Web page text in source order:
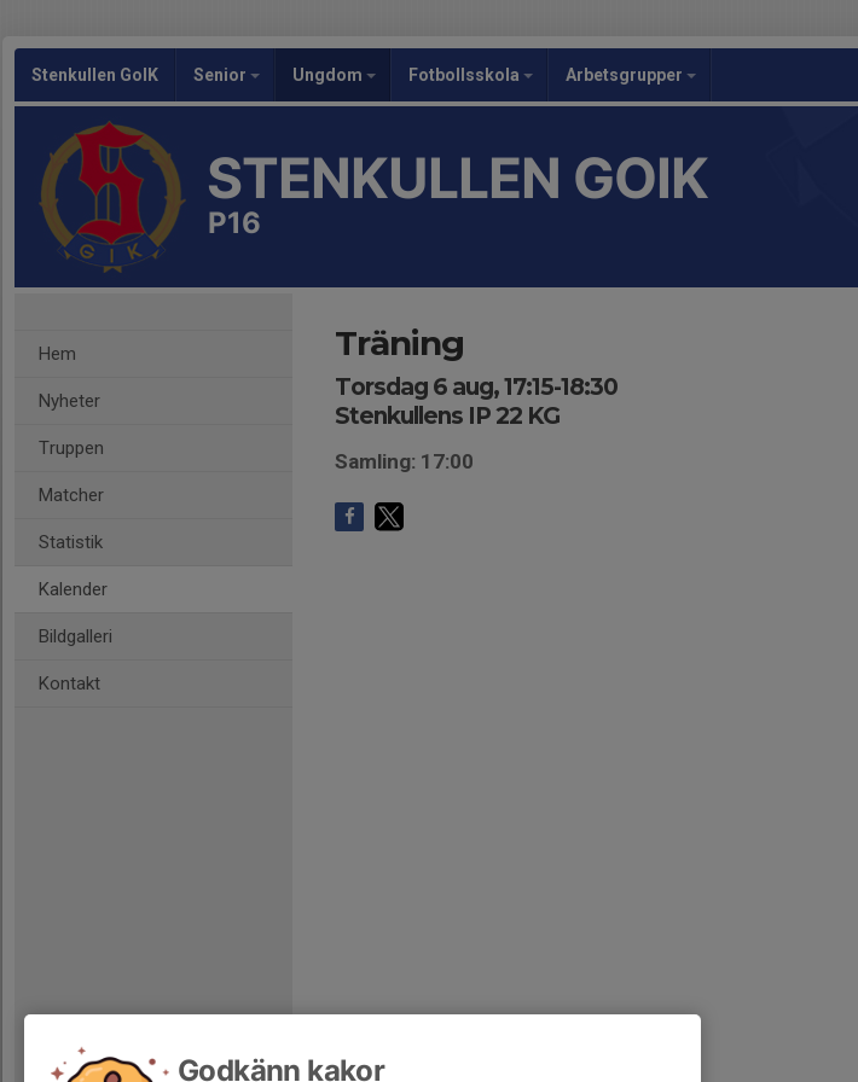
Stenkullen GoIK Senior Ungdom Fotbollsskola Arbetsgrupper
STENKULLEN GOIK
P16
Hem
Nyheter
Truppen
Matcher
Statistik
Kalender
Bildgalleri
Kontakt
Träning
Torsdag 6 aug, 17:15-18:30
Stenkullens IP 22 KG
Samling: 17:00
Godkänn kakor